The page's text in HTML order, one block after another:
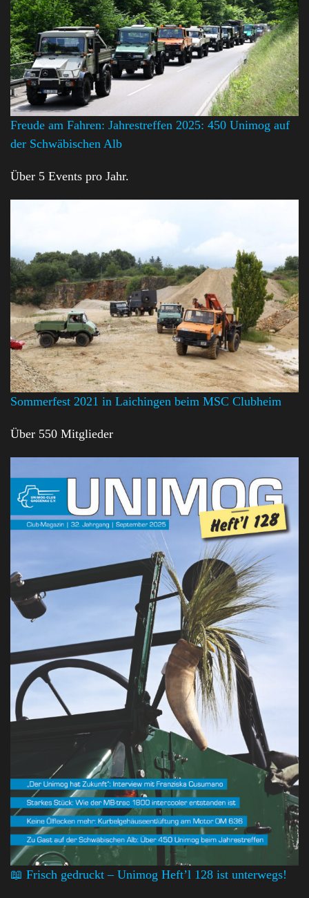
Freude am Fahren: Jahrestreffen 2025: 450 Unimog auf
der Schwäbischen Alb
Über 5 Events pro Jahr.
Sommerfest 2021 in Laichingen beim MSC Clubheim
Über 550 Mitglieder
📖 Frisch gedruckt – Unimog Heft’l 128 ist unterwegs!